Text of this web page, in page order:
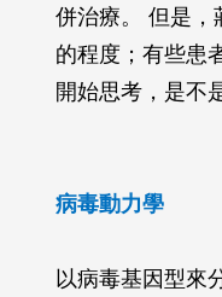
併治療。 但是，
的程度；有些患
開始思考，是不
病毒動力學
以病毒基因型來